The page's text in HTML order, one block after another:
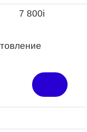
7 800i